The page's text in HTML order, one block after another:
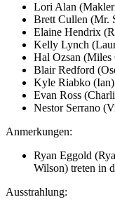
Lori Alan
Brett Cullen (Mr.
Elaine Hendrix
Kelly Lynch
Hal Ozsan (Miles
Blair Redford
Kyle Riabko (Ian)
Evan Ross
Nestor Serrano
Anmerkungen:
Ryan Eggold
Wilson) treten in
Ausstrahlung: